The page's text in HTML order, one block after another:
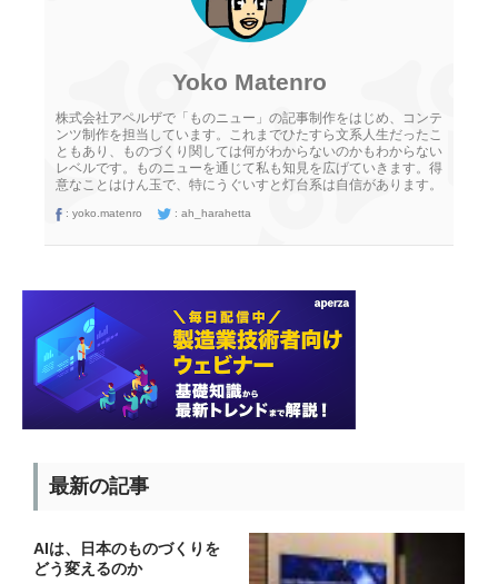
Yoko Matenro
株式会社アペルザで「ものニュー」の記事制作をはじめ、コンテ
ンツ制作を担当しています。これまでひたすら文系人生だったこ
ともあり、ものづくり関しては何がわからないのかもわからない
レベルです。ものニューを通じて私も知見を広げていきます。得
意なことはけん玉で、特にうぐいすと灯台系は自信があります。
: yoko.matenro : ah_harahetta
最新の記事
AIは、日本のものづくりを
どう変えるのか